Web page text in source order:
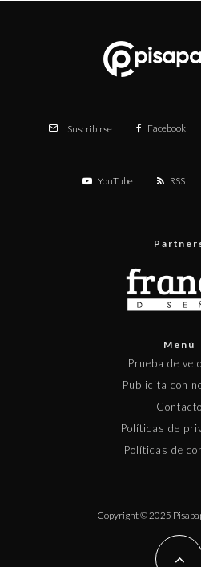
Suscribirse Facebook
YouTube RSS
Menú
Prueba de
Publicita con
Contacto
Políticas de
Políticas de
Copyright © 2025